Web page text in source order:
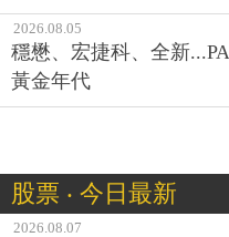
2026.08.05
穩懋、宏捷科、全新
黃金年代
股票 ‧ 今日最新
2026.08.07